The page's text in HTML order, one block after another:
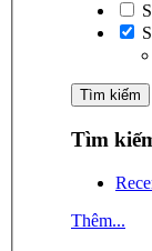
Tìm
Thêm...